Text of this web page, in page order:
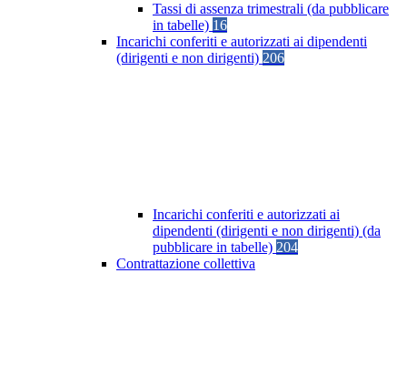
Tassi di assenza trimestrali (da pubblicare
in tabelle) 16
Incarichi conferiti e autorizzati ai dipendenti
(dirigenti e non dirigenti) 206
Incarichi conferiti e autorizzati ai
dipendenti (dirigenti e non dirigenti) (da
pubblicare in tabelle) 204
Contrattazione collettiva